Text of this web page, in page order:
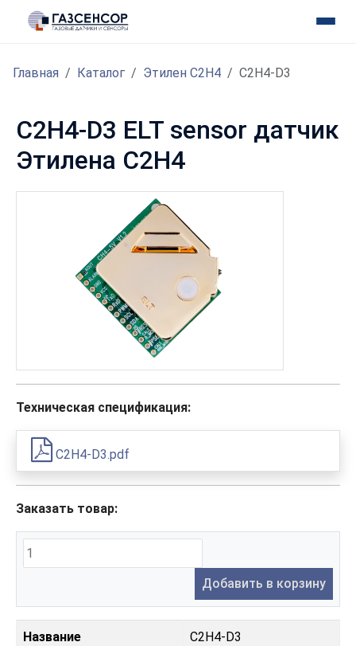
Главная Каталог Этилен С2H4 C2H4-D3
C2H4-D3 ELT sensor датчик
Этилена С2H4
Техническая спецификация:
C2H4-D3.pdf
Заказать товар:
Добавить в корзину
Название C2H4-D3